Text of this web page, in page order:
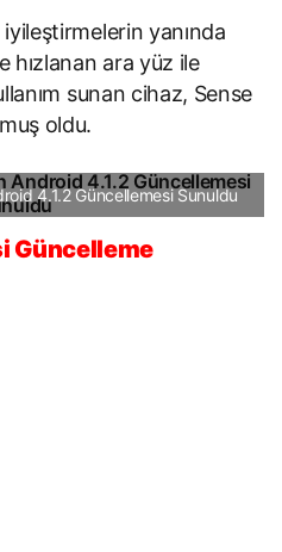
yanında
hızlanan ara yüz ile
sunan cihaz, Sense
oldu.
4.1.2 Güncellemesi Sunuldu
Güncelleme